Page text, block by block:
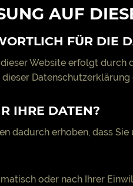
AUF
FÜR DIE
Website erfolgt durch
Datenschutzerklärung
IHRE DATEN?
dadurch erhoben, dass
oder nach Ihrer